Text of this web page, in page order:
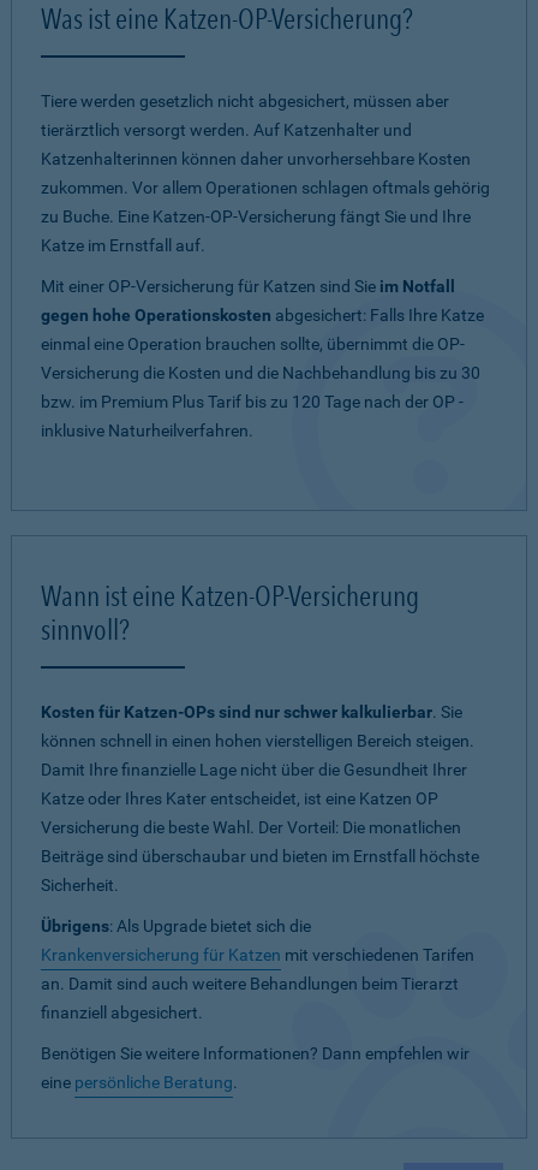
Was ist eine Katzen-OP-Versicherung?
Tiere werden gesetzlich nicht abgesichert, müssen aber
tierärztlich versorgt werden. Auf Katzenhalter und
Katzenhalterinnen können daher unvorhersehbare Kosten
zukommen. Vor allem Operationen schlagen oftmals gehörig
zu Buche. Eine Katzen-OP-Versicherung fängt Sie und Ihre
Katze im Ernstfall auf.
Mit einer OP-Versicherung für Katzen sind Sie im Notfall
gegen hohe Operationskosten abgesichert: Falls Ihre Katze
einmal eine Operation brauchen sollte, übernimmt die OP-
Versicherung die Kosten und die Nachbehandlung bis zu 30
bzw. im Premium Plus Tarif bis zu 120 Tage nach der OP -
inklusive Naturheilverfahren.
Wann ist eine Katzen-OP-Versicherung
sinnvoll?
Kosten für Katzen-OPs sind nur schwer kalkulierbar. Sie
können schnell in einen hohen vierstelligen Bereich steigen.
Damit Ihre finanzielle Lage nicht über die Gesundheit Ihrer
Katze oder Ihres Kater entscheidet, ist eine Katzen OP
Versicherung die beste Wahl. Der Vorteil: Die monatlichen
Beiträge sind überschaubar und bieten im Ernstfall höchste
Sicherheit.
Übrigens: Als Upgrade bietet sich die
Krankenversicherung für Katzen mit verschiedenen Tarifen
an. Damit sind auch weitere Behandlungen beim Tierarzt
finanziell abgesichert.
Benötigen Sie weitere Informationen? Dann empfehlen wir
eine persönliche Beratung.